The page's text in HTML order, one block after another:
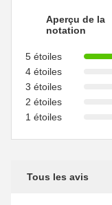
Aperçu de la
notation
5 étoiles
4 étoiles
3 étoiles
2 étoiles
1 étoiles
Tous les avis